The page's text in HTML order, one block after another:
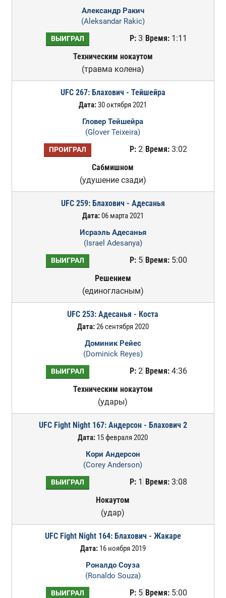
Александр Ракич
(Aleksandar Rakic)
ВЫИГРАЛ Р:3 Время:1:11
Техническим нокаутом
(травма колена)
UFC 267: Блахович - Тейшейра
Дата:30 октября 2021
Гловер Тейшейра
(Glover Teixeira)
ПРОИГРАЛ Р:2 Время:3:02
Сабмишном
(удушение сзади)
UFC 259: Блахович - Адесанья
Дата:06 марта 2021
Исраэль Адесанья
(Israel Adesanya)
ВЫИГРАЛ Р:5 Время:5:00
Решением
(единогласным)
UFC 253: Адесанья - Коста
Дата:26 сентября 2020
Доминик Рейес
(Dominick Reyes)
ВЫИГРАЛ Р:2 Время:4:36
Техническим нокаутом
(удары)
UFC Fight Night 167: Андерсон - Блахович 2
Дата: 15 февраля 2020
Кори Андерсон
(Corey Anderson)
ВЫИГРАЛ Р:1 Время:3:08
Нокаутом
(удар)
UFC Fight Night 164: Блахович - Жакаре
Дата:16 ноября 2019
Роналдо Соуза
(Ronaldo Souza)
ВЫИГРАЛ Р:5 Время:5:00